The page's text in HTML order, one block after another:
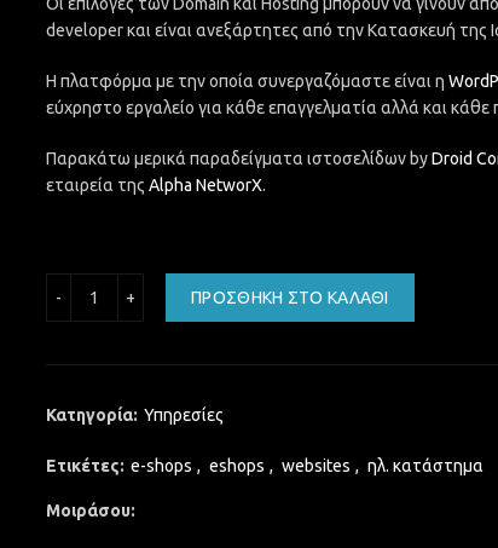
developer και είναι ανεξάρτητες από την Κατασκευή της
Η πλατφόρμα με την οποία συνεργαζόμαστε είναι η
εύχρηστο εργαλείο για κάθε επαγγελματία αλλά και κάθε
Παρακάτω μερικά παραδείγματα ιστοσελίδων byDroid
εταιρεία της Alpha NetworX.
ΠΡΟΣΘΉΚΗ ΣΤΟ ΚΑΛΆΘΙ
Κατηγορία: Υπηρεσίες
Ετικέτες: e-shops , eshops , websites , ηλ. κατάστημα
Μοιράσου